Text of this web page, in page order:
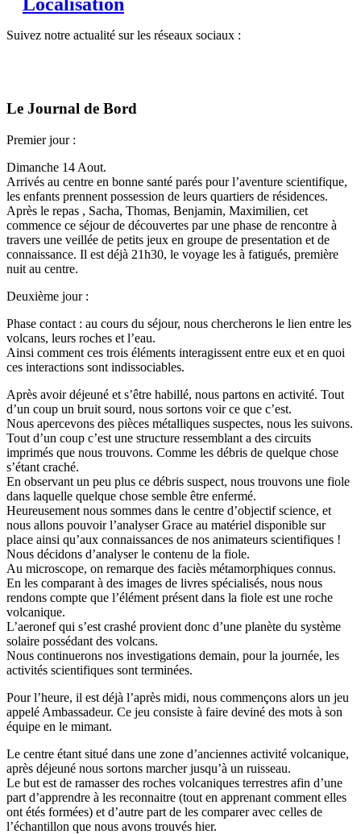
Localisation
Suivez notre actualité sur les réseaux sociaux :
Le Journal de Bord
Premier jour :
Dimanche 14 Aout.
Arrivés au centre en bonne santé parés pour l’aventure scientifique,
les enfants prennent possession de leurs quartiers de résidences.
Après le repas , Sacha, Thomas, Benjamin, Maximilien, cet
commence ce séjour de découvertes par une phase de rencontre à
travers une veillée de petits jeux en groupe de presentation et de
connaissance. Il est déjà 21h30, le voyage les à fatigués, première
nuit au centre.
Deuxième jour :
Phase contact : au cours du séjour, nous chercherons le lien entre les
volcans, leurs roches et l’eau.
Ainsi comment ces trois éléments interagissent entre eux et en quoi
ces interactions sont indissociables.
Après avoir déjeuné et s’être habillé, nous partons en activité. Tout
d’un coup un bruit sourd, nous sortons voir ce que c’est.
Nous apercevons des pièces métalliques suspectes, nous les suivons.
Tout d’un coup c’est une structure ressemblant a des circuits
imprimés que nous trouvons. Comme les débris de quelque chose
s’étant craché.
En observant un peu plus ce débris suspect, nous trouvons une fiole
dans laquelle quelque chose semble être enfermé.
Heureusement nous sommes dans le centre d’objectif science, et
nous allons pouvoir l’analyser Grace au matériel disponible sur
place ainsi qu’aux connaissances de nos animateurs scientifiques !
Nous décidons d’analyser le contenu de la fiole.
Au microscope, on remarque des faciès métamorphiques connus.
En les comparant à des images de livres spécialisés, nous nous
rendons compte que l’élément présent dans la fiole est une roche
volcanique.
L’aeronef qui s’est crashé provient donc d’une planète du système
solaire possédant des volcans.
Nous continuerons nos investigations demain, pour la journée, les
activités scientifiques sont terminées.
Pour l’heure, il est déjà l’après midi, nous commençons alors un jeu
appelé Ambassadeur. Ce jeu consiste à faire deviné des mots à son
équipe en le mimant.
Le centre étant situé dans une zone d’anciennes activité volcanique,
après déjeuné nous sortons marcher jusqu’à un ruisseau.
Le but est de ramasser des roches volcaniques terrestres afin d’une
part d’apprendre à les reconnaitre (tout en apprenant comment elles
ont étés formées) et d’autre part de les comparer avec celles de
l’échantillon que nous avons trouvés hier.